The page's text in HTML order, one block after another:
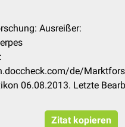
Ausreißer:
de/
06.08.2013. Letzte
Zitat kopieren